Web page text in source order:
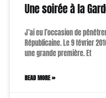
Une soirée à la
J’ai eu l’occasion de
Républicaine. Le 9 février
une grande première. Et
READ MORE »